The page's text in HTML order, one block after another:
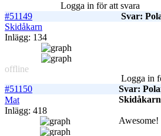
Logga in för att svara
#51149
Svar:
Skidåkarn
Inlägg: 134
offline
Logga in
#51150
Svar:
Mat
Inlägg: 418
Awesome!